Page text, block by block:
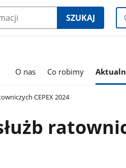
SZUKAJ
O nas Co robimy
CEPEX 2024